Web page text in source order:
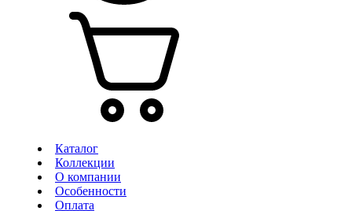
Каталог
Коллекции
О компании
Особенности
Оплата